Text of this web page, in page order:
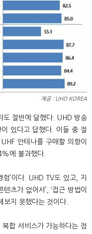
제공 : UHD KOREA
도 절반에 달했다. UHD 방송
있다고 답했다. 이들 중 절
안테나를 구매할 의향이
에 불과했다.
’이다. UHD TV도 있고, 지
츠가 없어서’, ‘접근 방법이
보지 못했다는 것이다.
합 서비스가 가능하다는 점